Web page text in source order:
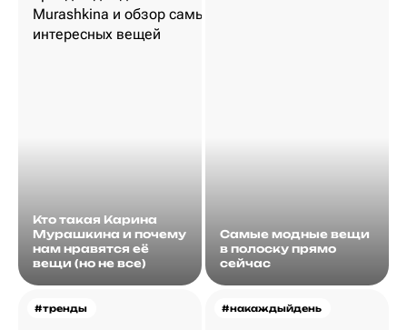
Кто такая Карина
Мурашкина и почему
нам нравятся её
вещи (но не все)
Самые модные вещи
в полоску прямо
сейчас
#тренды #накаждыйдень